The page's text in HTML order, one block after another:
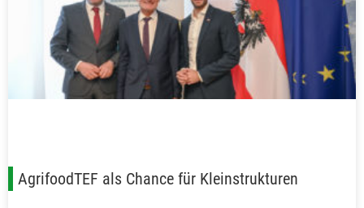
AgrifoodTEF als Chance für Kleinstrukturen